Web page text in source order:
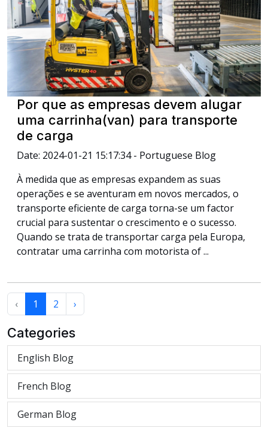
Por que as empresas devem alugar
uma carrinha(van) para transporte
de carga
Date: 2024-01-21 15:17:34 - Portuguese Blog
À medida que as empresas expandem as suas
operações e se aventuram em novos mercados, o
transporte eficiente de carga torna-se um factor
crucial para sustentar o crescimento e o sucesso.
Quando se trata de transportar carga pela Europa,
contratar uma carrinha com motorista of ...
‹ 1 2 ›
Categories
English Blog
French Blog
German Blog